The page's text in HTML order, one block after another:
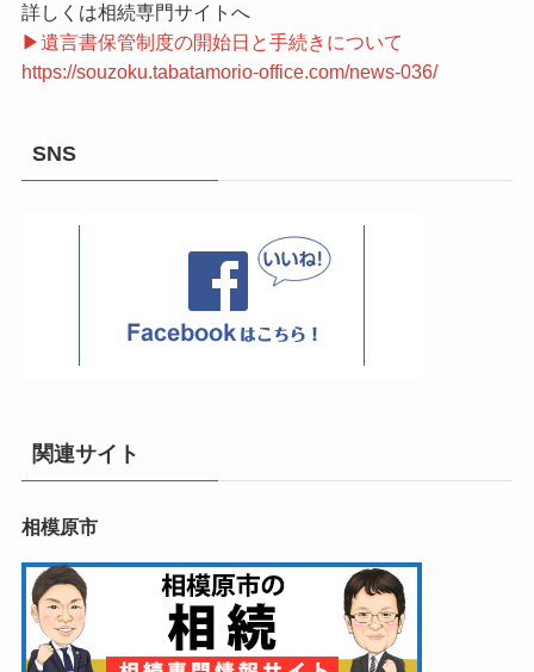
詳しくは相続専門サイトへ
▶遺言書保管制度の開始日と手続きについて
https://souzoku.tabatamorio-office.com/news-036/
SNS
関連サイト
相模原市